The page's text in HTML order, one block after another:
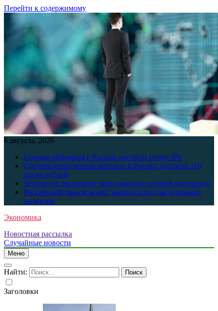
Перейти к содержимому
6 августа, 2026
Годовая инфляция в России достигла почти 6%
Средняя начисленная зарплата в России достигла 110
тысяч рублей
Четвертую экономику мира накрыло волной мигрантов
Российский рынок акций закрылся ростом основных
индексов
Экономика
Новостная рассылка
Случайные новости
Меню
Найти:
Заголовки